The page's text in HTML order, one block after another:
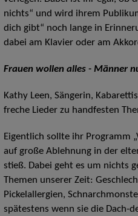
nichts“ und wird ihrem
dich gibt“ noch lange in
dabei am Klavier oder am
Frauen wollen alles - Männer
Kathy Leen, Sängerin,
freche Lieder zu handfesten
Eigentlich sollte ihr Programm
auf große Ablehnung in der
stieß. Dabei geht es um nichts
Themen unserer Zeit:
Pickelallergien,
spätestens wenn sie die Dach-